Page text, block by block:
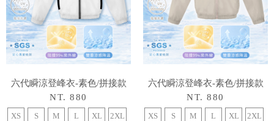
六代瞬涼登峰衣-素色/拼接款
NT. 880
XS S M L XL 2XL
六代瞬涼登峰衣-素色/拼接款
NT. 880
XS S M L XL 2XL